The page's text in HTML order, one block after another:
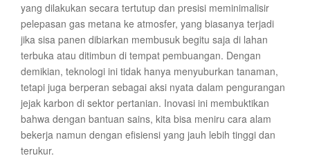
yang dilakukan secara tertutup dan presisi meminimalisir
pelepasan gas metana ke atmosfer, yang biasanya terjadi
jika sisa panen dibiarkan membusuk begitu saja di lahan
terbuka atau ditimbun di tempat pembuangan. Dengan
demikian, teknologi ini tidak hanya menyuburkan tanaman,
tetapi juga berperan sebagai aksi nyata dalam pengurangan
jejak karbon di sektor pertanian. Inovasi ini membuktikan
bahwa dengan bantuan sains, kita bisa meniru cara alam
bekerja namun dengan efisiensi yang jauh lebih tinggi dan
terukur.